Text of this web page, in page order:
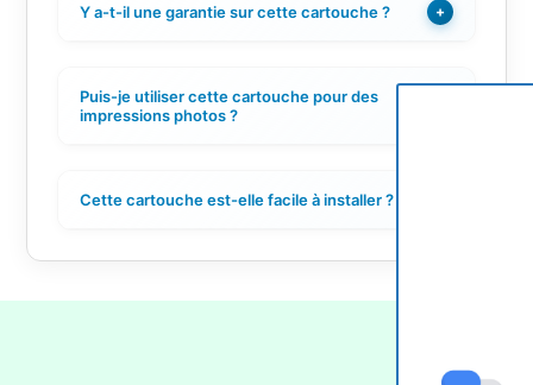
Y a-t-il une garantie sur cette cartouche ? +
Puis-je utiliser cette cartouche pour des
impressions photos ?
Cette cartouche est-elle facile à installer ?